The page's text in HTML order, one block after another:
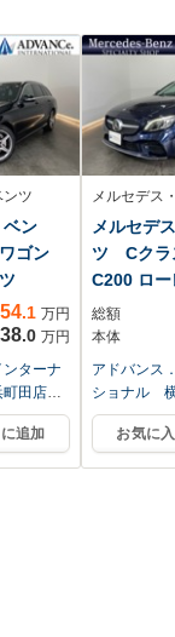
ンツ
ベン
ゴン
.1 万円
.0 万円
ターナ
町田店
店
追加
メルセデス
メルセデ
ツ Cクラ
C200 ロー
ディ...
総額
本体
アドバンス
ショナル
Ｍ・ベンツ
お気に